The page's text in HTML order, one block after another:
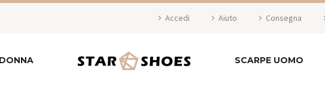
Accedi Aiuto Consegna
SCARPE UOMO